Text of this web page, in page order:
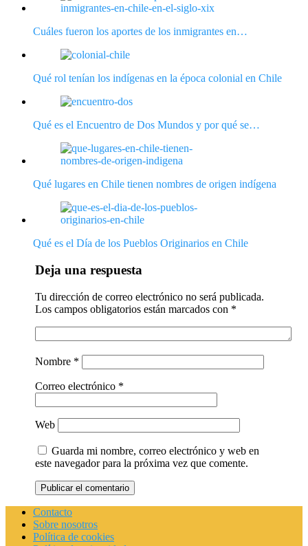
Cuáles fueron los aportes de los inmigrantes en…
Qué rol tenían los indígenas en la época colonial en Chile
Qué es el Encuentro de Dos Mundos y por qué se…
Qué lugares en Chile tienen nombres de origen indígena
Qué es el Día de los Pueblos Originarios en Chile
Deja una respuesta
Tu dirección de correo electrónico no será publicada.
Los campos obligatorios están marcados con *
Nombre *
Correo electrónico *
Web
Guarda mi nombre, correo electrónico y web en
este navegador para la próxima vez que comente.
Contacto
Sobre nosotros
Política de cookies